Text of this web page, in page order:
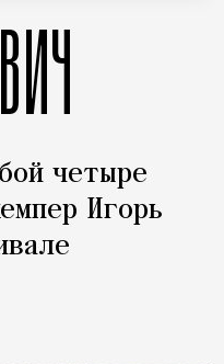
четыре
Игорь